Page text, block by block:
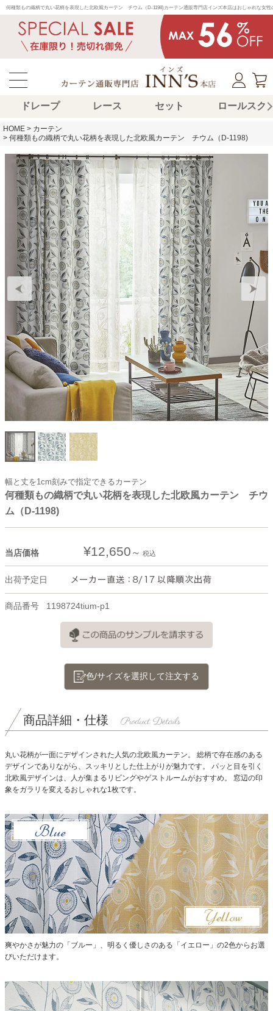
何種類もの織柄で丸い花柄を表現した北欧風カーテン　チウム（D-1198)カーテン通販専門店インズ本店はおしゃれな女
ドレープ レース セット ロールスク
HOME
カーテン
何種類もの織柄で丸い花柄を表現した北欧風カーテン チウム（D-1198)
幅と丈を1cm刻みで指定できるカーテン
何種類もの織柄で丸い花柄を表現した北欧風カーテン チウ
ム（D-1198)
当店価格 ¥12,650 税込
出荷予定日
商品番号 1198724tium-p1
色/サイズを選択して注文する
商品詳細・仕様
丸い花柄が一面にデザインされた人気の北欧風カーテン。
総柄で存在感のある
デザインでありながら、スッキリとした仕上がりが魅力です。
パッと目を引く
北欧風デザインは、人が集まるリビングやゲストルームがおすすめ。
窓辺の印
象をガラリを変えるおしゃれな1枚です。
爽やかさが魅力の「ブルー」、明るく優しさのある「イエロー」の2色からお選
びいただけます。